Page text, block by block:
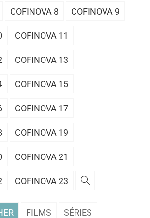
COFINOVA 8 COFINOVA 9
COFINOVA 11
COFINOVA 13
COFINOVA 15
COFINOVA 17
COFINOVA 19
COFINOVA 21
COFINOVA 23
FILMS SÉRIES